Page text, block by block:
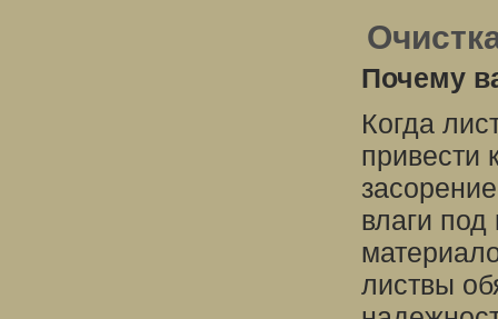
Почему
Когда
привести
влаги
листвы